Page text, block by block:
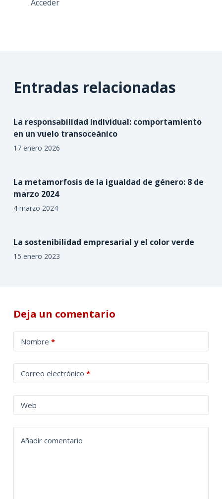
Acceder
Entradas relacionadas
La responsabilidad Individual: comportamiento
en un vuelo transoceánico
17 enero 2026
La metamorfosis de la igualdad de género: 8 de
marzo 2024
4 marzo 2024
La sostenibilidad empresarial y el color verde
15 enero 2023
Deja un comentario
Nombre *
Correo electrónico *
Web
Añadir comentario
l
t
a
t